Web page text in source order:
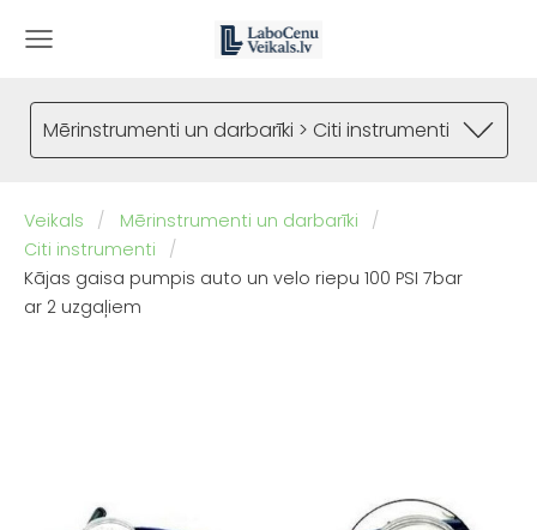
Mērinstrumenti un darbarīki > Citi instrumenti
Veikals
Mērinstrumenti un darbarīki
Citi instrumenti
Kājas gaisa pumpis auto un velo riepu 100 PSI 7bar
ar 2 uzgaļiem